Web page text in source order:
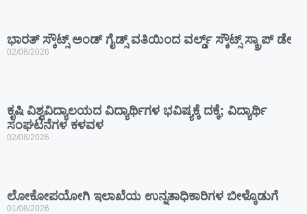
ಭಾರತ್ ಸ್ಕೌಟ್ಸ್ ಅಂಡ್ ಗೈಡ್ಸ್ ವತಿಯಿಂದ ವರ್ಲ್ಡ್ ಸ್ಕೌಟ್ಸ್ ಸ್ಕ್ರಾಪ್ ಡೇ
02/08/2026
ಕೃಷಿ ವಿಶ್ವವಿದ್ಯಾಲಯದ ವಿದ್ಯಾರ್ಥಿಗಳ ಭವಿಷ್ಯಕ್ಕೆ ದಕ್ಕೆ; ವಿದ್ಯಾರ್ಥಿ
ಸಂಘಟನೆಗಳ ಕಳವಳ
02/08/2026
ಲೋಕೋಪಯೋಗಿ ಇಲಾಖೆಯ ಉನ್ನತಾಧಿಕಾರಿಗಳ ಬೀಳ್ಕೊಡುಗೆ
01/08/2026